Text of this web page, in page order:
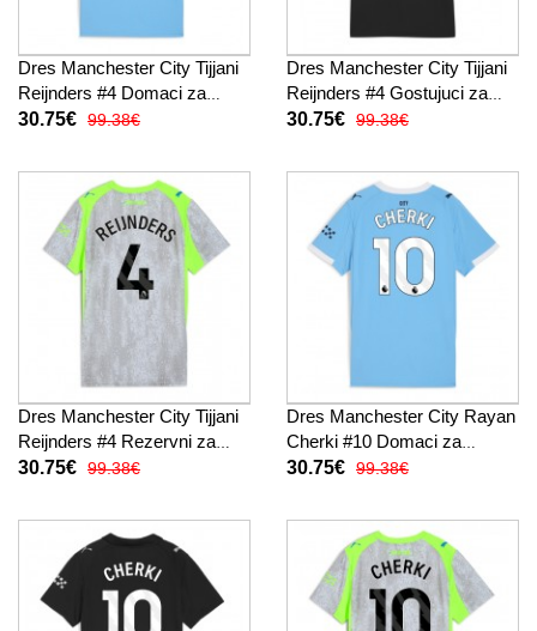
Dres Manchester City Tijjani
Reijnders #4 Domaci za
Žensko 2025-26 Kratak
30.75€ 99.38€
Dres Manchester City Tijjani
Reijnders #4 Gostujuci za
Žensko 2025-26 Kratak
30.75€ 99.38€
Dres Manchester City Tijjani
Reijnders #4 Rezervni za
Žensko 2025-26 Kratak
30.75€ 99.38€
Dres Manchester City Rayan
Cherki #10 Domaci za
Žensko 2025-26 Kratak
30.75€ 99.38€